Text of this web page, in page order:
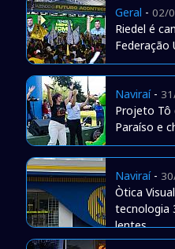
Geral - 02/
Riedel é
Federação
Naviraí-
Projeto Tô
Paraíso e
Naviraí-
Òtica
tecnologia
lentes